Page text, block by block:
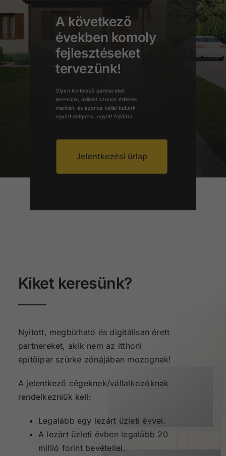
A következő
években komoly
fejlesztéseket
tervezünk!
Olyan kivitelező partnereket
keresünk, akikkel azonos értékek
mentén, és azonos céllal tudunk
együtt dolgozni, együtt fejlődni.
Kiket keresünk?
Nyitott, megbízható és digitálisan érett
partnereket, akik nem az itthoni
építőipar szürke zónájában mozognak!
A jelentkező cégeknek/vállalkozóknak
rendelkezniük kell:
Legalább egy lezárt üzleti évvel.
A lezárt üzleti évben legalább 20
millió forint bevétellel.